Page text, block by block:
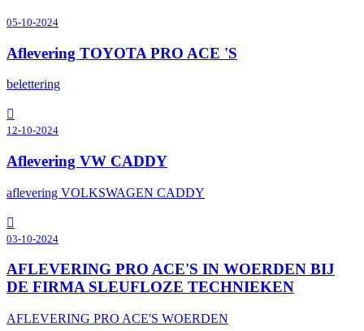
05-10-2024
Aflevering TOYOTA PRO ACE 'S
belettering
12-10-2024
Aflevering VW CADDY
aflevering VOLKSWAGEN CADDY
03-10-2024
AFLEVERING PRO ACE'S IN WOERDEN BIJ
DE FIRMA SLEUFLOZE TECHNIEKEN
AFLEVERING PRO ACE'S WOERDEN